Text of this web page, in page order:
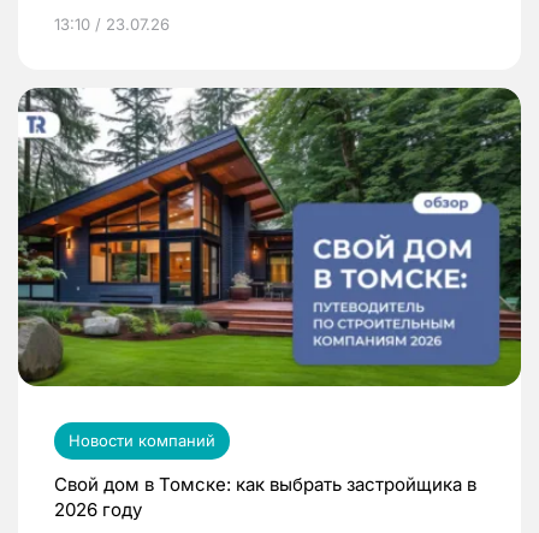
13:10 / 23.07.26
Новости компаний
Свой дом в Томске: как выбрать застройщика в
2026 году